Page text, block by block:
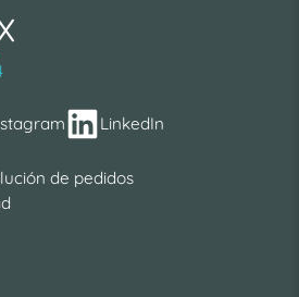
LinkedIn
de pedidos